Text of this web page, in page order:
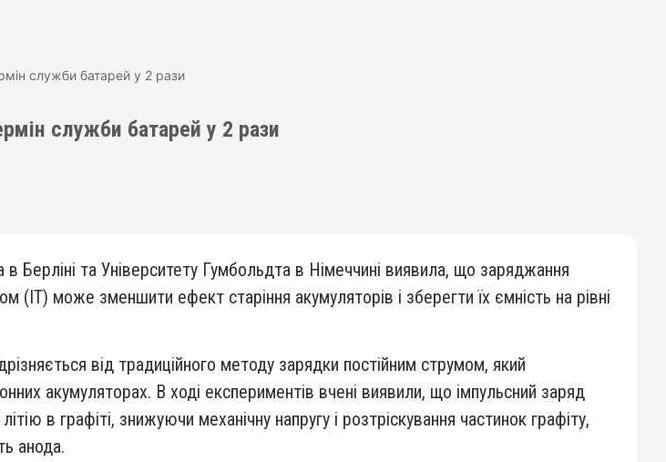
служби батарей у 2 рази
служби батарей у 2 рази
в Берліні та Університету Гумбольдта в Німеччині виявила, що заряджання
(ІТ) може зменшити ефект старіння акумуляторів і зберегти їх ємність на рівні
від традиційного методу зарядки постійним струмом, який
акумуляторах. В ході експериментів вчені виявили, що імпульсний заряд
в графіті, знижуючи механічну напругу і розтріскування частинок графіту,
анода.